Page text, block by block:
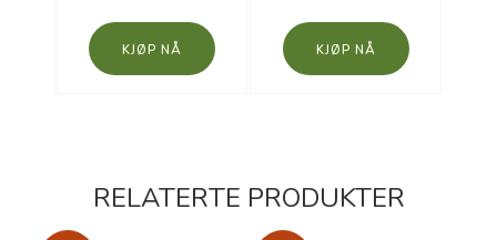
KJØP KJØP
RELATERTE PRODUKTER